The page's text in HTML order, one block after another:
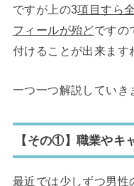
ですが上の3項目すら
フィールが殆どですの
付けることが出来ます
一つ一つ解説していき
【その①】職業やキ
最近では少しずつ男性